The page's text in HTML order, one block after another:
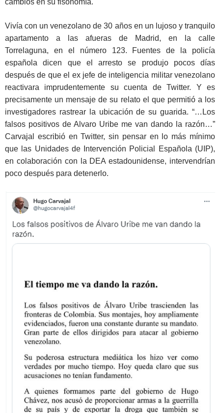
cambios en su fisonomía.
Vivía con un venezolano de 30 años en un lujoso y tranquilo
apartamento a las afueras de Madrid, en la calle
Torrelaguna, en el número 123. Fuentes de la policía
española dicen que el arresto se produjo pocos días
después de que el ex jefe de inteligencia militar venezolano
reactivara imprudentemente su cuenta de Twitter. Y es
precisamente un mensaje de su relato el que permitió a los
investigadores rastrear la ubicación de su guarida. “…Los
falsos positivos de Alvaro Uribe me van dando la razón…”
Carvajal escribió en Twitter, sin pensar en lo más mínimo
que las Unidades de Intervención Policial Española (UIP),
en colaboración con la DEA estadounidense, intervendrían
poco después para detenerlo.